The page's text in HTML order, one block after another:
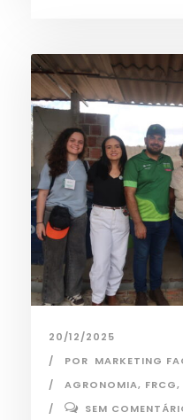
20/12/2025
POR MARKETING
AGRONOMIA, FRCG,
SEM